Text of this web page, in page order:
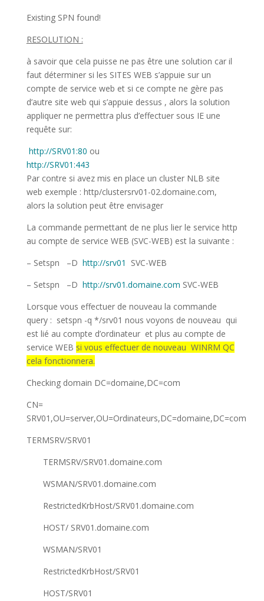
Existing SPN found!
RESOLUTION :
à savoir que cela puisse ne pas être une solution car il
faut déterminer si les SITES WEB s’appuie sur un
compte de service web et si ce compte ne gère pas
d’autre site web qui s’appuie dessus , alors la solution
appliquer ne permettra plus d’effectuer sous IE une
requête sur:
http://SRV01:80 ou
http://SRV01:443
Par contre si avez mis en place un cluster NLB site
web exemple : http/clustersrv01-02.domaine.com,
alors la solution peut être envisager
La commande permettant de ne plus lier le service http
au compte de service WEB (SVC-WEB) est la suivante :
– Setspn –D http://srv01
SVC-WEB
– Setspn –D http://srv01.domaine.com SVC-WEB
Lorsque vous effectuer de nouveau la commande
query : setspn -q */srv01 nous voyons de nouveau qui
est lié au compte d’ordinateur et plus au compte de
service WEB si vous effectuer de nouveau WINRM QC
cela fonctionnera.
Checking domain DC=domaine,DC=com
CN=
SRV01,OU=server,OU=Ordinateurs,DC=domaine,DC=com
TERMSRV/SRV01
TERMSRV/SRV01.domaine.com
WSMAN/SRV01.domaine.com
RestrictedKrbHost/SRV01.domaine.com
HOST/ SRV01.domaine.com
WSMAN/SRV01
RestrictedKrbHost/SRV01
HOST/SRV01